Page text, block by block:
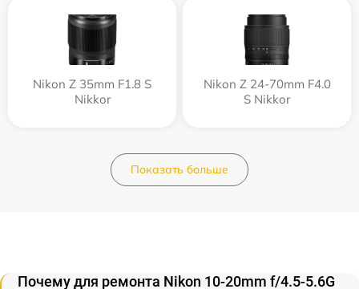
Nikon Z 35mm F1.8 S
Nikkor
Nikon Z 24-70mm F4.0
S Nikkor
Показать больше
Почему для ремонта Nikon 10-20mm f/4.5-5.6G